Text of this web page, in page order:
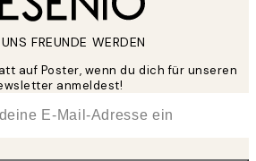
FREUNDE WERDEN
auf Poster, wenn du dich für unseren
anmeldest!